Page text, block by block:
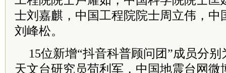
士刘嘉麒，中国工程院院士周立伟，中
刘峰松。
15位新增“抖音科普顾问团”成员分
天文台研究员苟利军，中国地震台网微